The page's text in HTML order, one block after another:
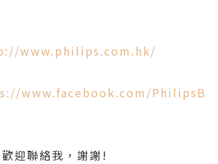
www.philips.com.hk/
www.facebook.com/PhilipsB
迎聯絡我，謝謝!